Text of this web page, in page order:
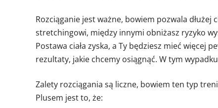
Rozciąganie jest ważne, bowiem pozwala
stretchingowi, między innymi obniżasz ryzyko
Postawa ciała zyska, a Ty będziesz mieć więcej
rezultaty, jakie chcemy osiągnąć. W tym
Zalety rozciągania są liczne, bowiem ten typ
Plusem jest to, że: